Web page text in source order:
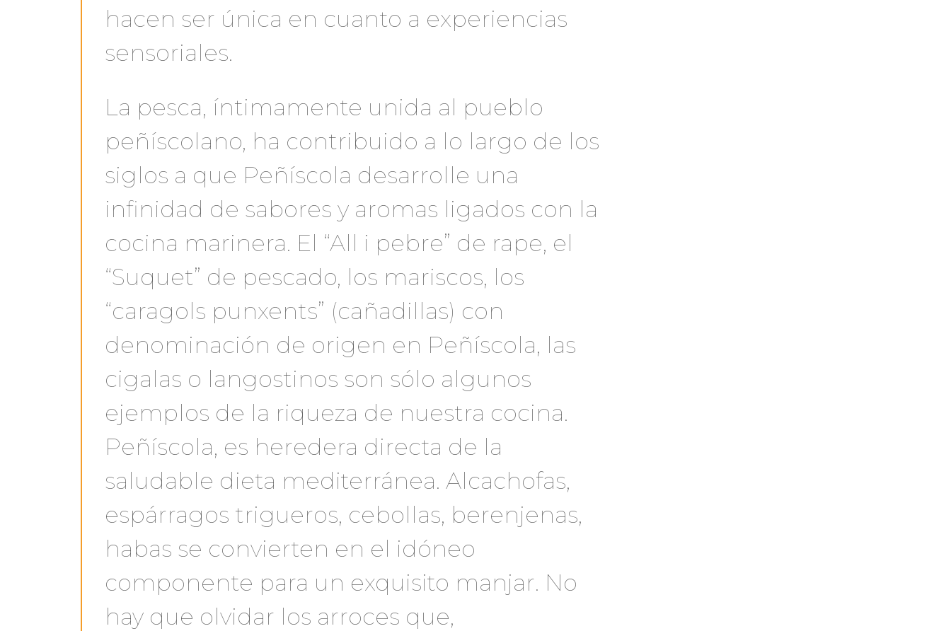
hacen ser única en cuanto a experiencias
sensoriales.
La pesca, íntimamente unida al pueblo
peñíscolano, ha contribuido a lo largo de los
siglos a que Peñíscola desarrolle una
infinidad de sabores y aromas ligados con la
cocina marinera. El “All i pebre” de rape, el
“Suquet” de pescado, los mariscos, los
“caragols punxents” (cañadillas) con
denominación de origen en Peñíscola, las
cigalas o langostinos son sólo algunos
ejemplos de la riqueza de nuestra cocina.
Peñíscola, es heredera directa de la
saludable dieta mediterránea. Alcachofas,
espárragos trigueros, cebollas, berenjenas,
habas se convierten en el idóneo
componente para un exquisito manjar. No
hay que olvidar los arroces que,